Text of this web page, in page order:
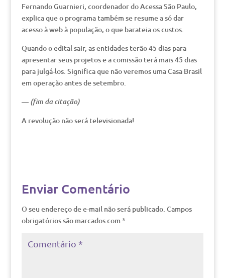
Fernando Guarnieri, coordenador do Acessa São Paulo,
explica que o programa também se resume a só dar
acesso à web à população, o que barateia os custos.
Quando o edital sair, as entidades terão 45 dias para
apresentar seus projetos e a comissão terá mais 45 dias
para julgá-los. Significa que não veremos uma Casa Brasil
em operação antes de setembro.
— (fim da citação)
A revolução não será televisionada!
Enviar Comentário
O seu endereço de e-mail não será publicado. Campos
obrigatórios são marcados com *